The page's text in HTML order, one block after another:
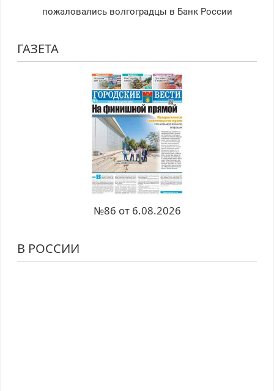
пожаловались волгоградцы в Банк России
ГАЗЕТА
№86 от 6.08.2026
В РОССИИ